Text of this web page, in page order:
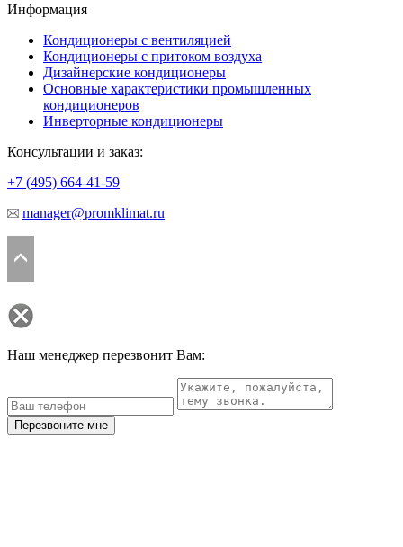
Информация
Кондиционеры с вентиляцией
Кондиционеры с притоком воздуха
Дизайнерские кондиционеры
Основные характеристики промышленных
кондиционеров
Инверторные кондиционеры
Консультации и заказ:
+7 (495) 664-41-59
manager@promklimat.ru
Наш менеджер перезвонит Вам:
Перезвоните мне